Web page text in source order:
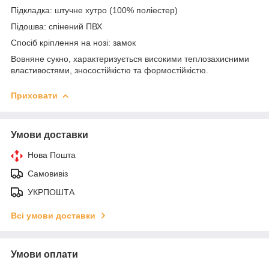
Підкладка: штучне хутро (100% поліестер)
Підошва: спінений ПВХ
Спосіб кріплення на нозі: замок
Вовняне сукно, характеризується високими теплозахисними
властивостями, зносостійкістю та формостійкістю.
Приховати
Умови доставки
Нова Пошта
Самовивіз
УКРПОШТА
Всі умови доставки
Умови оплати